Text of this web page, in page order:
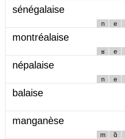
sénégalaise
n e
montréalaise
ʁ e
népalaise
n e
balaise
manganèse
m ɑ̃